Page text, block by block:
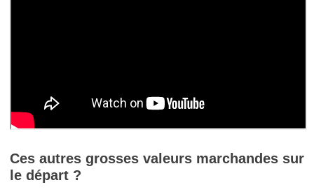
Ces autres grosses valeurs marchandes sur
le départ ?